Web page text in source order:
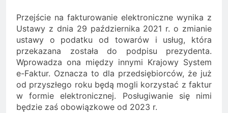
Przejście na fakturowanie elektroniczne wynika z
Ustawy z dnia 29 października 2021 r. o zmianie
ustawy o podatku od towarów i usług, która
przekazana została do podpisu prezydenta.
Wprowadza ona między innymi Krajowy System
e-Faktur. Oznacza to dla przedsiębiorców, że już
od przyszłego roku będą mogli korzystać z faktur
w formie elektronicznej. Posługiwanie się nimi
będzie zaś obowiązkowe od 2023 r.